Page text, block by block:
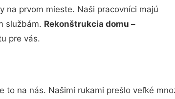
na prvom mieste. Naši pracovníci majú
službám. Rekonštrukcia domu –
pre vás.
to na nás. Našimi rukami prešlo veľké